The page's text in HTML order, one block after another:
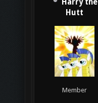
Harry the
Hutt
Member